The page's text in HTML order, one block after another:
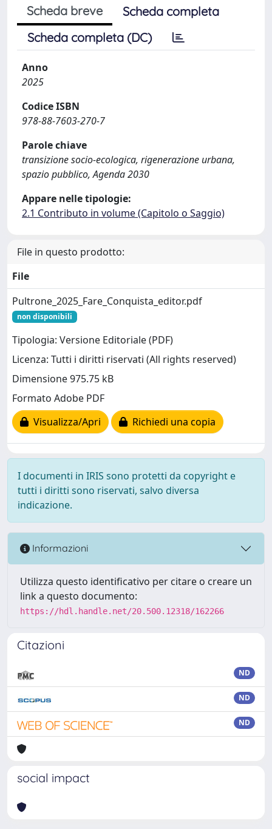
Scheda breve
Scheda completa
Scheda completa (DC)
Anno
2025
Codice ISBN
978-88-7603-270-7
Parole chiave
transizione socio-ecologica, rigenerazione urbana,
spazio pubblico, Agenda 2030
Appare nelle tipologie:
2.1 Contributo in volume (Capitolo o Saggio)
File in questo prodotto:
File
Pultrone_2025_Fare_Conquista_editor.pdf
non disponibili
Tipologia: Versione Editoriale (PDF)
Licenza: Tutti i diritti riservati (All rights reserved)
Dimensione 975.75 kB
Formato Adobe PDF
Visualizza/Apri
Richiedi una copia
I documenti in IRIS sono protetti da copyright e
tutti i diritti sono riservati, salvo diversa
indicazione.
Informazioni
Utilizza questo identificativo per citare o creare un
link a questo documento:
https://hdl.handle.net/20.500.12318/162266
Citazioni
ND
ND
ND
social impact